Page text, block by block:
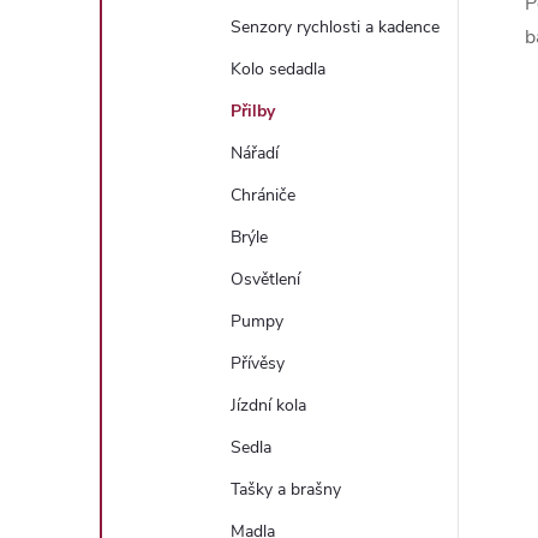
Senzory rychlosti a kadence
Kolo sedadla
Přilby
Nářadí
Chrániče
Brýle
Osvětlení
Pumpy
Přívěsy
Jízdní kola
Sedla
Tašky a brašny
Madla